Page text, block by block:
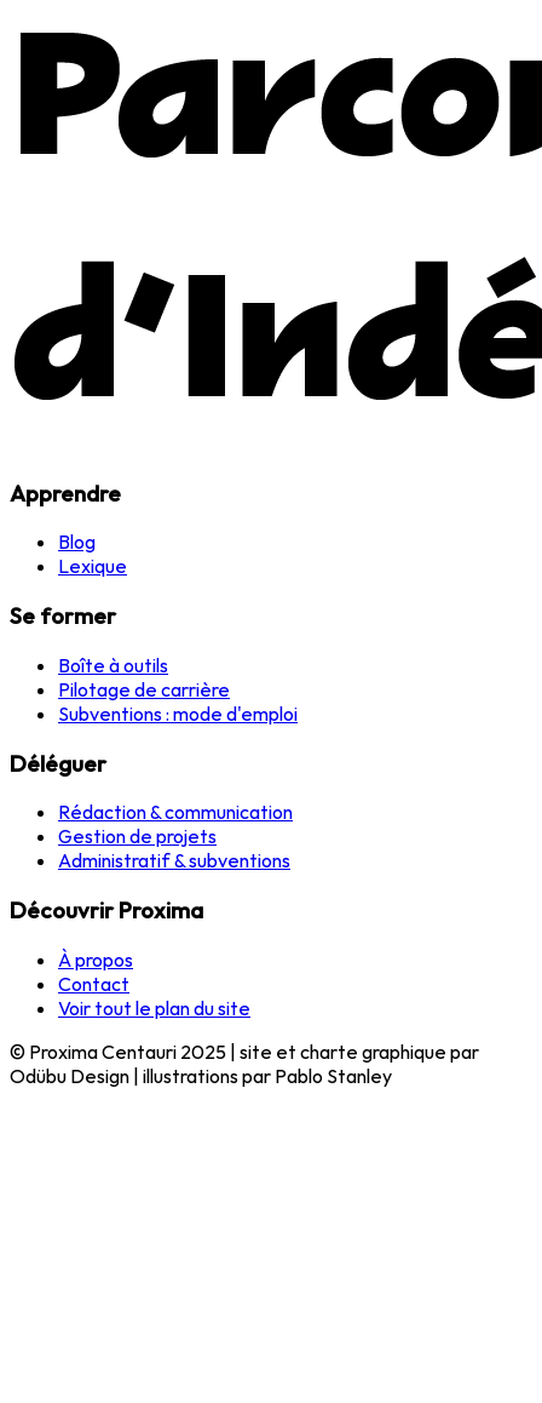
Apprendre
Blog
Lexique
Se former
Boîte à outils
Pilotage de carrière
Subventions : mode d'emploi
Déléguer
Rédaction & communication
Gestion de projets
Administratif & subventions
Découvrir Proxima
À propos
Contact
Voir tout le plan du site
© Proxima Centauri 2025 | site et charte graphique par
Odübu Design | illustrations par Pablo Stanley